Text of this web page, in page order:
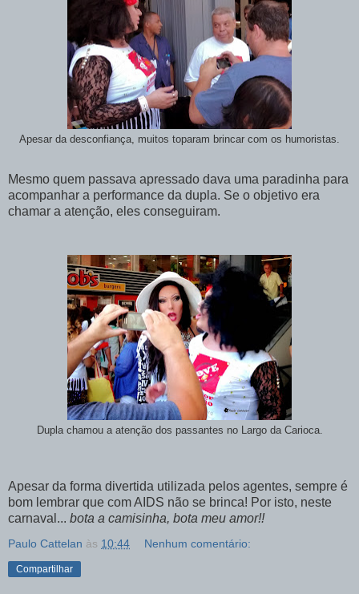
Apesar da desconfiança, muitos toparam brincar com os humoristas.
Mesmo quem passava apressado dava uma paradinha para
acompanhar a performance da dupla. Se o objetivo era
chamar a atenção, eles conseguiram.
Dupla chamou a atenção dos passantes no Largo da Carioca.
Apesar da forma divertida utilizada pelos agentes, sempre é
bom lembrar que com AIDS não se brinca! Por isto, neste
carnaval... bota a camisinha, bota meu amor!!
Paulo Cattelan às 10:44 Nenhum comentário:
Compartilhar